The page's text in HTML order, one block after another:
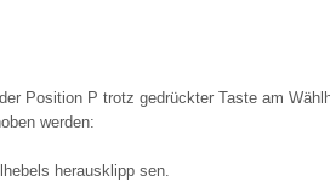
Position P trotz gedrückter Taste am
werden:
herausklipp sen.